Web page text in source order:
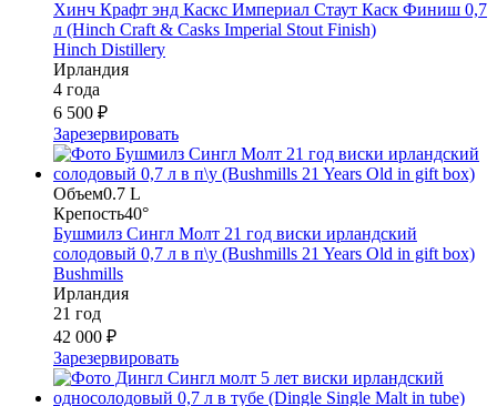
Хинч Крафт энд Каскс Империал Стаут Каск Финиш 0,7
л (Hinch Craft & Casks Imperial Stout Finish)
Hinch Distillery
Ирландия
4 года
6 500 ₽
Зарезервировать
Объем0.7 L
Крепость40°
Бушмилз Сингл Молт 21 год виски ирландский
солодовый 0,7 л в п\у (Bushmills 21 Years Old in gift box)
Bushmills
Ирландия
21 год
42 000 ₽
Зарезервировать